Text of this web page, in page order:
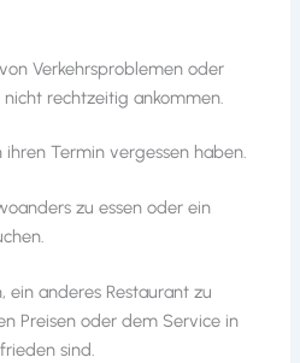
Verkehrsproblemen oder
rechtzeitig ankommen.
Termin vergessen haben.
zu essen oder ein
ein anderes Restaurant zu
Preisen oder dem Service in
sind.